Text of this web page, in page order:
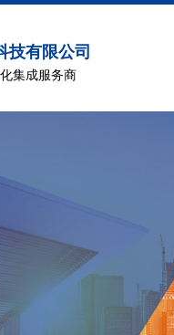
技有限公司
集成服务商